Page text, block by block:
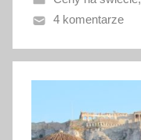
a
n
2
0
t
4 komentarze